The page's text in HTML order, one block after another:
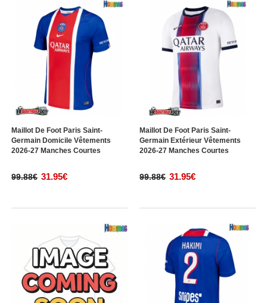
Maillot De Foot Paris Saint-
Germain Domicile Vêtements
2026-27 Manches Courtes
99.88€ 31.95€
Maillot De Foot Paris Saint-
Germain Extérieur Vêtements
2026-27 Manches Courtes
99.88€ 31.95€